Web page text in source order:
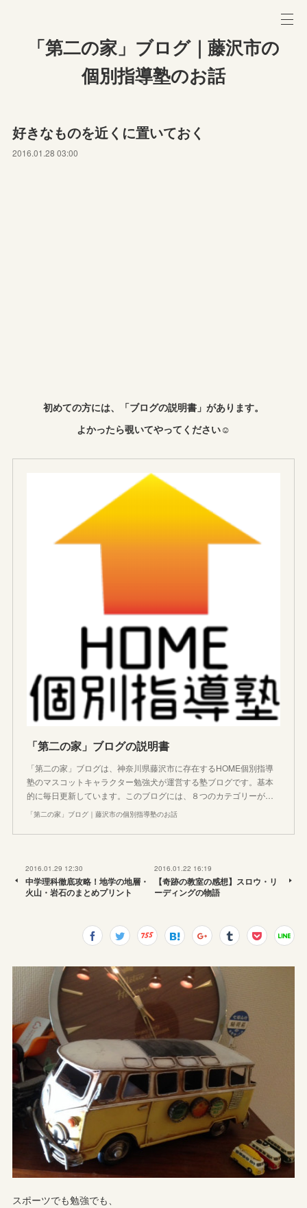
「第二の家」ブログ｜藤沢市の
個別指導塾のお話
好きなものを近くに置いておく
2016.01.28 03:00
初めての方には、「ブログの説明書」があります。
よかったら覗いてやってください☺︎
「第二の家」ブログの説明書
「第二の家」ブログは、神奈川県藤沢市に存在するHOME個別指導
塾のマスコットキャラクター勉強犬が運営する塾ブログです。基本
的に毎日更新しています。このブログには、８つのカテゴリーが…
「第二の家」ブログ｜藤沢市の個別指導塾のお話
2016.01.29 12:30
中学理科徹底攻略！地学の地層・
火山・岩石のまとめプリント
2016.01.22 16:19
【奇跡の教室の感想】スロウ・リ
ーディングの物語
スポーツでも勉強でも、